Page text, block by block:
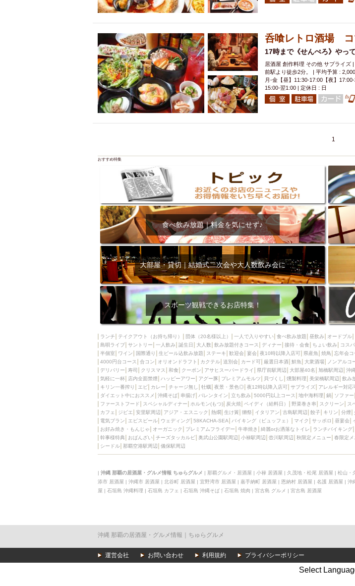
呑喰レトロ酒場
17時まで《せんぺろ》やっ
居酒屋 創作料理 その他 サプライズ
前駅より徒歩2分。 | 平均予算 :
月-金【昼】11:30-17:00【夜】
15:00-翌1:00 | 定休日 : 日
1
おすすめ特集
食べ飲み放題｜料金を気にせず♪
大部屋・貸切｜結婚式二次会や大人数飲み会に
スポーツ観戦できるお店特集！
ランチ テイクアウト（お持ち帰り） 団体（20名様以上） 一人で入りやすい 食べ飲み放題 昼飲み オードブル
島唄ライブ サントリー 一人飲み 誕生日 大人数 飲み放題付きコース ディナー 接待・会食 ちょい飲み コス
半個室
ワイン 国際通り 生ビール込飲み放題 ステーキ 歓迎会 宴会 夜10時以降入店可 県産魚 焼鳥 忘年会コ
4000円台コース
合コン オリオンドラフト カクテル 送別会 カード可 厳選日本酒 鮮魚 大衆酒場 ノンアルコ
デリバリー
寿司 クリスマス 和食 クーポン アサヒスーパードライ 県庁前駅周辺 大部屋40名 旭橋駅周辺 沖
気軽に一杯
店内全面禁煙 ハッピーアワー アグー豚 プレミアムモルツ 貝づくし 燻製料理 美栄橋駅周辺 飲み
キリン一番搾り
エビ カレー チャージ無し 牡蠣 夜景・景色◎ 夜12時以降入店可 サプライズ アレルギー対応
ダイエット中におススメ
沖縄そば 串揚げ バレンタイン 立ち飲み 5000円以上コース 地中海料理 鍋 ソファー
ファーストフード
スペシャルディナー ホルモン(もつ) 炭火焼 ペイディ（給料日） 野菜巻き串 スクリーン ス
カフェ
ジビエ 安里駅周辺 アジア・エスニック 熱燗 生け簀 獺祭 イタリアン 古島駅周辺 餃子 キリン 分煙
電気ブラン
エビスビール ウェディング 58KACHA-SEA バイキング（ビュッフェ） マイク サッポロ 昼宴会
お好み焼き・もんじゃ
オーガニック プレミアムフライデー 牛串焼き 綺麗orお洒落なトイレ ランチバイキング
幹事様特典
おばんざい チーズタッカルビ 奥武山公園駅周辺 小禄駅周辺 壺川駅周辺 秋限定メニュー 春限定メ
シードル 那覇空港駅周辺 儀保駅周辺
| 沖縄 那覇の居酒屋・グルメ情報 ちゅらグルメ | 那覇グルメ・居酒屋 | 小禄 居酒屋 | 久茂地・松尾 居酒屋 | 松山・
添市 居酒屋 | 沖縄市 居酒屋 | 北谷町 居酒屋 | 宜野湾市 居酒屋 | 嘉手納町 居酒屋 | 恩納村 居酒屋 | 名護 居酒屋 | 沖
屋 | 石垣島 沖縄料理 | 石垣島 カフェ | 石垣島 沖縄そば | 石垣島 焼肉 | 宮古島 グルメ | 宮古島 居酒屋
沖縄 那覇の居酒屋・グルメ情報｜ちゅらグルメ
運営会社 お問い合わせ 利用規約 プライバシーポリシー
Select